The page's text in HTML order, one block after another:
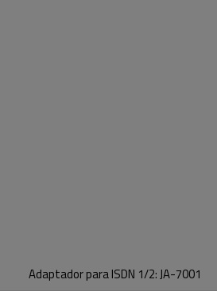
Adaptador para ISDN 1/2: JA-7001